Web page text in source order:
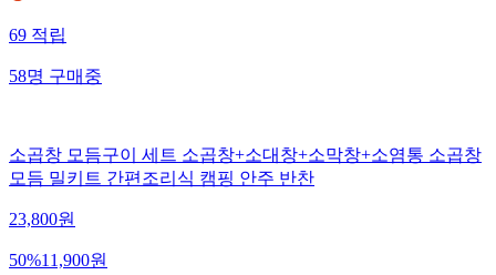
69적립
58명구매중
소곱창 모듬구이 세트 소곱창+소대창+소막창+소염통 소곱창
모듬 밀키트 간편조리식 캠핑 안주 반찬
23,800원
50%11,900원